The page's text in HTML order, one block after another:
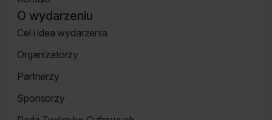
Strona
Kontakt
O wydarzeniu
Cel i idea wydarzenia
o
Organizatorzy
Organizatorzy
Partnerzy
Partnerzy
Sponsorzy